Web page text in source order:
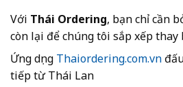
Với Thái Ordering, bạn chỉ cần
còn lại để chúng tôi sắp xếp thay
Ứng dụng Thaiordering.com.vn
tiếp từ Thái Lan